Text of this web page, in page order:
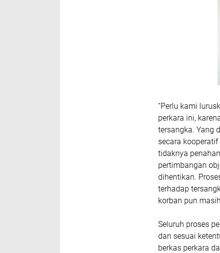
“Perlu kami
perkara ini,
tersangka. Yang
secara
tidaknya
pertimbangan
dihentikan.
terhadap
korban pun
Seluruh proses
dan sesuai
berkas perkara